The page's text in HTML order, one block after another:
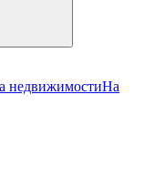
недвижимостиНа